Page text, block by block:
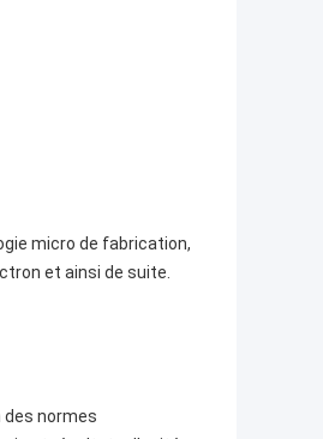
micro de fabrication,
et ainsi de suite.
normes